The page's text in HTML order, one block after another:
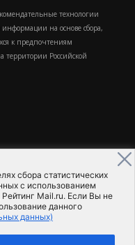
сбора статистических
с использованием
Mail.ru. Если Вы не
данного
данных)
технологии
на основе сбора,
к предпочтениям
территории Российской
МедиаПоток
соглашение